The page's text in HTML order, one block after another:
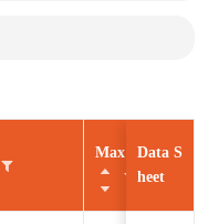
Max CLK（MHz
Data S
heet